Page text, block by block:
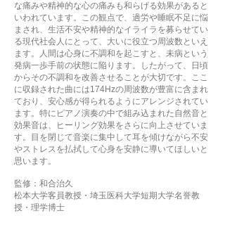
な痛みや精神的な心の痛みも和らげる効果があると
いわれています。この観点で、過労や睡眠不足に悩
まされ、生活不安や精神的なイライラを募らせてい
る現代社会人にとって、大いに役立つ周波数といえ
ます。人間は心身に不調和を起こすと、未病という
発病一歩手前の状態に陥ります。したがって、日頃
からその不調和を改善させることが大切です。ここ
に収録された曲には174Hzの周波数が豊富に含まれ
ており、安心感が得られるようにアレンジされてい
ます。特にピアノ演奏の中で組み込まれた自然音と
効果音は、ヒーリング効果をさらに向上させていま
す。目を閉じて音楽に集中して耳を傾けながら不安
やストレスを払拭して心身を安静に導いてほしいと
思います。
監修：和合治久
松本大学客員教授・埼玉医科大学短期大学名誉教
授・理学博士